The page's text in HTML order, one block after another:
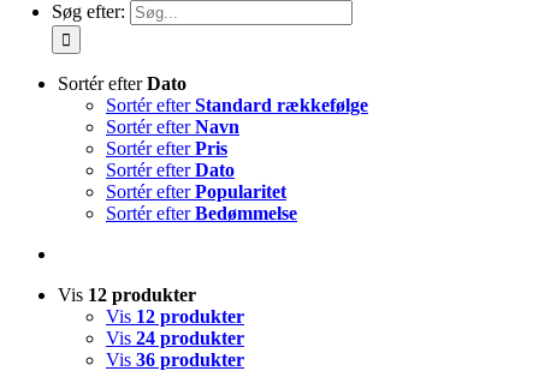
Søg efter:
Sortér efterDato
Sortér efterStandard rækkefølge
Sortér efterNavn
Sortér efterPris
Sortér efterDato
Sortér efterPopularitet
Sortér efterBedømmelse
Vis 12 produkter
Vis 12 produkter
Vis 24 produkter
Vis 36 produkter